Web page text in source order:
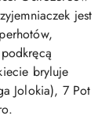
jest
bryluje
Jolokia), 7 Pot